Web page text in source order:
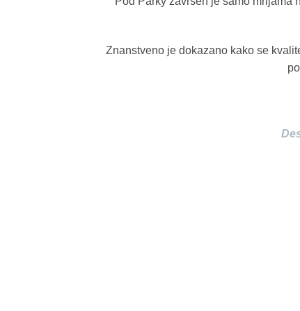
Znanstveno je dokazano kako se